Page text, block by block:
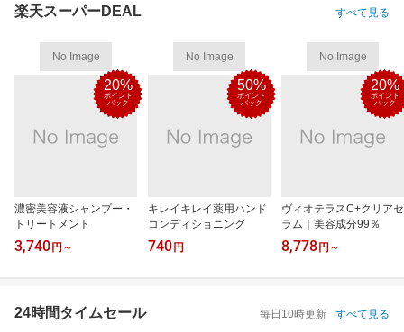
楽天スーパーDEAL すべて見る
No Image
20%
ポイント
バック
濃密美容液シャンプー・
トリートメント
3,740 円 ～
No Image
50%
ポイント
バック
キレイキレイ薬用ハンド
コンディショニング
740 円
No Image
20%
ポイント
バック
ヴィオテラスC+クリアセ
ラム｜美容成分99％
8,778 円 ～
24時間タイムセール 毎日10時更新 すべて見る